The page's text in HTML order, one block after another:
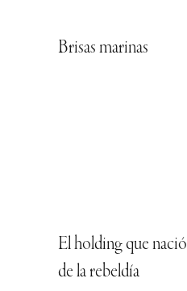
Brisas marinas
El holding que nació
de la rebeldía